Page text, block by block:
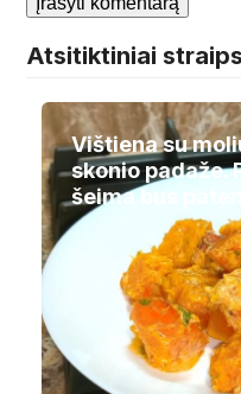
Atsitiktiniai
Vištiena su
skonio padaže.
šeima bus